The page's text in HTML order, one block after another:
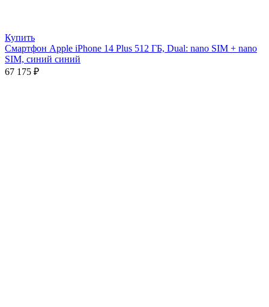
Купить
Смартфон Apple iPhone 14 Plus 512 ГБ, Dual: nano SIM + nano
SIM, синий синий
67 175 ₽